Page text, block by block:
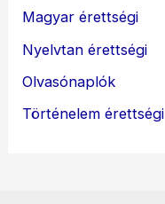
Magyar érettségi
Nyelvtan érettségi
Olvasónaplók
Történelem érettségi